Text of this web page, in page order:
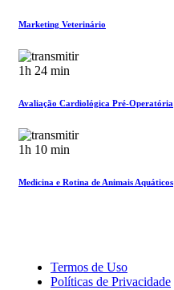
Marketing Veterinário
1h 24 min
Avaliação Cardiológica Pré-Operatória
1h 10 min
Medicina e Rotina de Animais Aquáticos
Termos de Uso
Políticas de Privacidade